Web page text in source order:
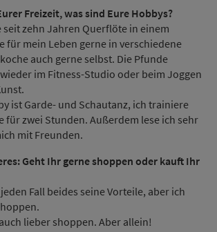
Freizeit, was sind Eure Hobbys?
seit zehn Jahren Querflöte in einem
für mein Leben gerne in verschiedene
auch gerne selbst. Die Pfunde
im Fitness-Studio oder beim Joggen
ist Garde- und Schautanz, ich trainiere
für zwei Stunden. Außerdem lese ich sehr
mit Freunden.
Geht Ihr gerne shoppen oder kauft Ihr
Fall beides seine Vorteile, aber ich
lieber shoppen. Aber allein!